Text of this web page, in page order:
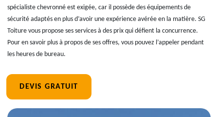
spécialiste chevronné est exigée, car il possède des équipements de
sécurité adaptés en plus d’avoir une expérience avérée en la matière. SG
Toiture vous propose ses services à des prix qui défient la concurrence.
Pour en savoir plus à propos de ses offres, vous pouvez l’appeler pendant
les heures de bureau.
DEVIS GRATUIT